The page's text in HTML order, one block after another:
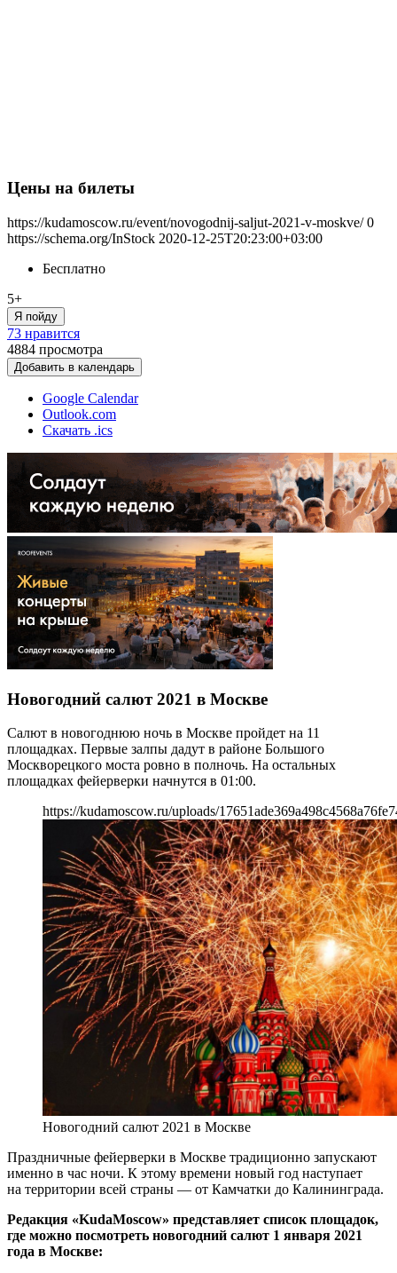
Цены на билеты
https://kudamoscow.ru/event/novogodnij-saljut-2021-v-moskve/ 0
https://schema.org/InStock 2020-12-25T20:23:00+03:00
Бесплатно
5+
Я пойду
73 нравится
4884 просмотра
Добавить в календарь
Google Calendar
Outlook.com
Скачать .ics
Новогодний салют 2021 в Москве
Салют в новогоднюю ночь в Москве пройдет на 11
площадках. Первые залпы дадут в районе Большого
Москворецкого моста ровно в полночь. На остальных
площадках фейерверки начнутся в 01:00.
https://kudamoscow.ru/uploads/
Новогодний салют 2021 в Москве
Праздничные фейерверки в Москве традиционно запускают
именно в час ночи. К этому времени новый год наступает
на территории всей страны — от Камчатки до Калининграда.
Редакция «KudaMoscow» представляет список площадок,
где можно посмотреть новогодний салют 1 января 2021
года в Москве: